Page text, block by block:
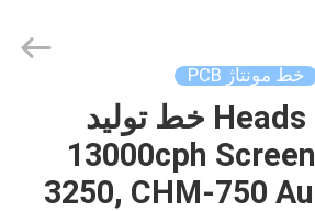
خط مونتاژ PCB
6 Heads SMT خط تولید
13000cph
3250, CHM-750